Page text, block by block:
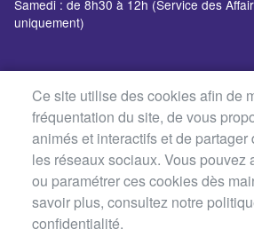
Rénovation de la
Salle de la Forêt
Samedi : de 8h30 à 12h (Service des
uniquement)
Ce site utilise des cookies afin de
fréquentation du site, de vous
animés et interactifs et de partager
les réseaux sociaux. Vous pouvez
ou paramétrer ces cookies dès
savoir plus, consultez notre
confidentialité.